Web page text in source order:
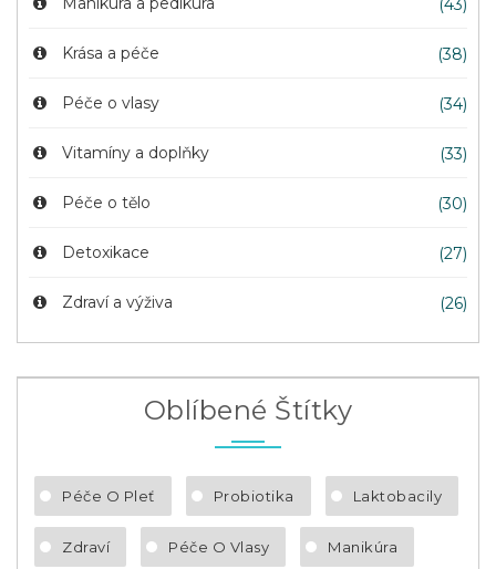
(43)
Krása a péče (38)
Péče o vlasy (34)
Vitamíny a doplňky (33)
Péče o tělo (30)
Detoxikace (27)
Zdraví a výživa (26)
Oblíbené Štítky
Péče O Pleť Probiotika Laktobacily
Zdraví Péče O Vlasy Manikúra